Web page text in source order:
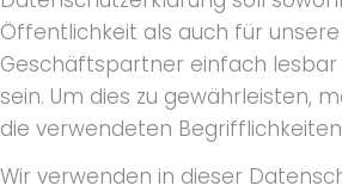
Öffentlichkeit als auch für
Geschäftspartner einfach
sein. Um dies zu gewährleisten,
die verwendeten
Wir verwenden in dieser